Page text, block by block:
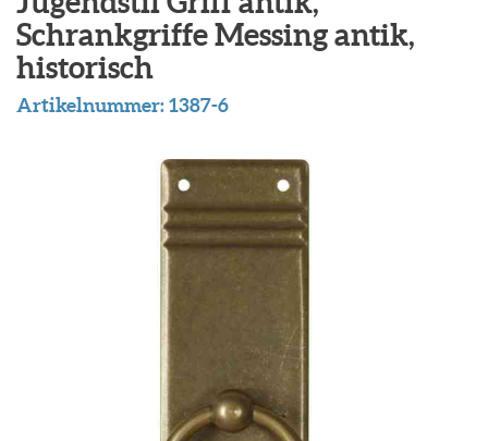
Schrankgriffe Messing antik,
historisch
Artikelnummer:1387-6